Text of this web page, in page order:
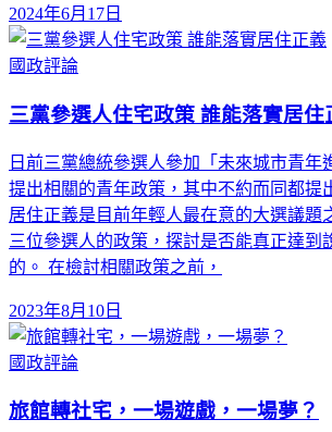
2024年6月17日
國政評論
三黨參選人住宅政策 誰能落實居住
日前三黨總統參選人參加「未來城市青年
提出相關的青年政策，其中不約而同都提
居住正義是目前年輕人最在意的大選議題
三位參選人的政策，探討是否能真正達到
的。 在檢討相關政策之前，
2023年8月10日
國政評論
旅館轉社宅，一場遊戲，一場夢？